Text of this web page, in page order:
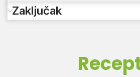
Zaključak